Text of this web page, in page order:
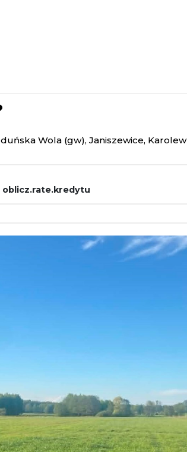
Wola (gw), Janiszewice, Karolew
oblicz.rate.kredytu